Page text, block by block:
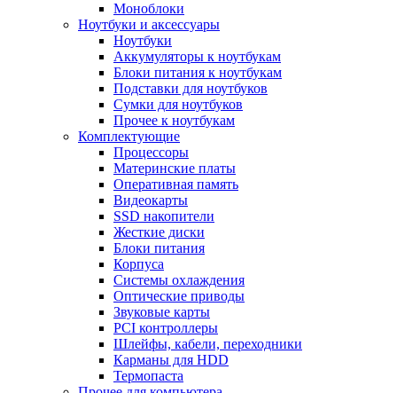
Моноблоки
Ноутбуки и аксессуары
Ноутбуки
Аккумуляторы к ноутбукам
Блоки питания к ноутбукам
Подставки для ноутбуков
Сумки для ноутбуков
Прочее к ноутбукам
Комплектующие
Процессоры
Материнские платы
Оперативная память
Видеокарты
SSD накопители
Жесткие диски
Блоки питания
Корпуса
Системы охлаждения
Оптические приводы
Звуковые карты
PCI контроллеры
Шлейфы, кабели, переходники
Карманы для HDD
Термопаста